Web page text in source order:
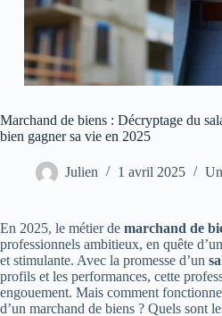
Marchand de biens : Décryptage du
bien gagner sa vie en 2025
Julien 1 avril 2025
En 2025, le métier de marchand de
professionnels ambitieux, en quête
et stimulante. Avec la promesse d’un
profils et les performances, cette
engouement. Mais comment
d’un marchand de biens ? Quels sont